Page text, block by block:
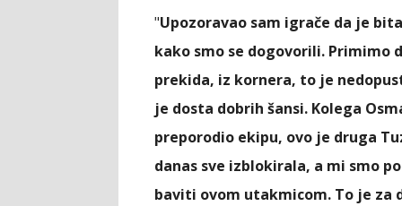
"Upozoravao sam igrače da je
kako smo se dogovorili. Primimo
prekida, iz kornera, to je
je dosta dobrih šansi. Kolega
preporodio ekipu, ovo je druga
danas sve izblokirala, a mi smo
baviti ovom utakmicom. To je za